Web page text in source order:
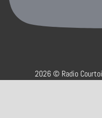
2026 © Radio